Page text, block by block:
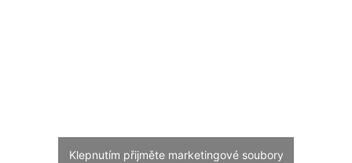
Klepnutím přijměte marketingové soubory